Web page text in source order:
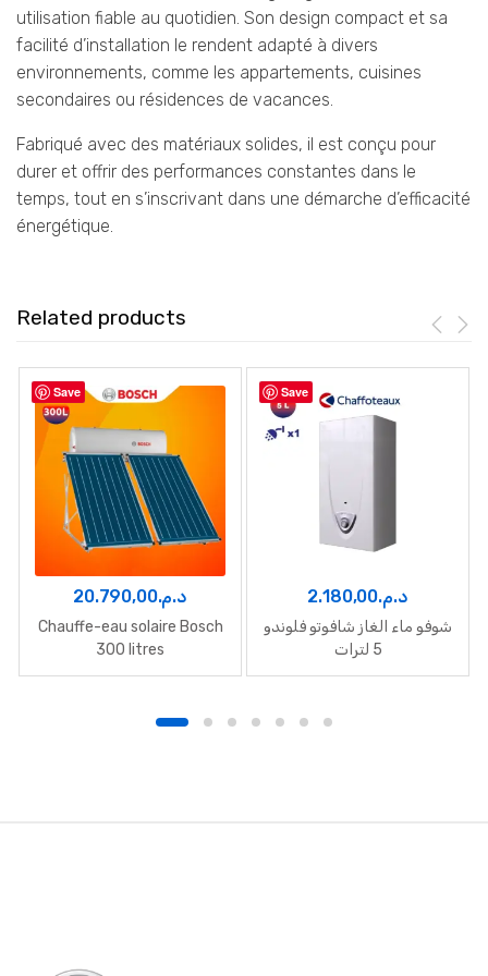
utilisation fiable au quotidien. Son design compact et sa
facilité d’installation le rendent adapté à divers
environnements, comme les appartements, cuisines
secondaires ou résidences de vacances.
Fabriqué avec des matériaux solides, il est conçu pour
durer et offrir des performances constantes dans le
temps, tout en s’inscrivant dans une démarche d’efficacité
énergétique.
Related products
Save
د.م.20.790,00
Chauffe-eau solaire Bosch
300 litres
Save
د.م.2.180,00
شوفو ماء الغاز شافوتو فلوندو
5 لترات